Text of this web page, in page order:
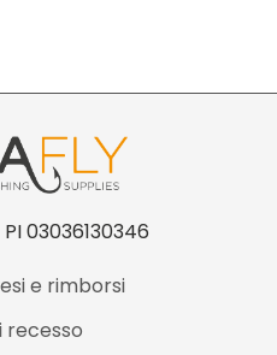
PI 03036130346
e rimborsi
recesso